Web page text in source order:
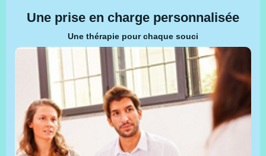
Une prise en charge personnalisée
Une thérapie pour chaque souci